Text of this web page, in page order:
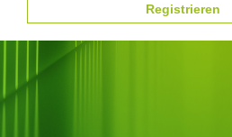
Registrieren